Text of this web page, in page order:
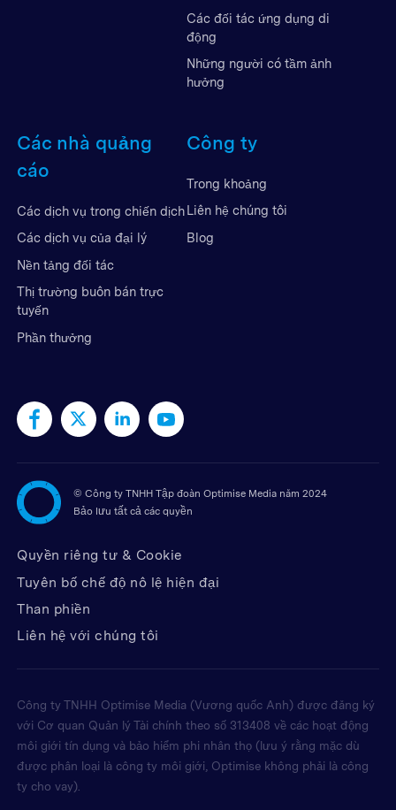
Các đối tác ứng dụng di
động
Những người có tầm ảnh
hưởng
Các nhà quảng
cáo
Các dịch vụ trong chiến dịch
Các dịch vụ của đại lý
Nền tảng đối tác
Thị trường buôn bán trực
tuyến
Phần thưởng
Công ty
Trong khoảng
Liên hệ chúng tôi
Blog
© Công ty TNHH Tập đoàn Optimise Media năm 2024
Bảo lưu tất cả các quyền
Quyền riêng tư & Cookie
Tuyên bố chế độ nô lệ hiện đại
Than phiền
Liên hệ với chúng tôi
Công ty TNHH Optimise Media (Vương quốc Anh) được đăng ký
với Cơ quan Quản lý Tài chính theo số 313408 về các hoạt động
môi giới tín dụng và bảo hiểm phi nhân thọ (lưu ý rằng mặc dù
được phân loại là công ty môi giới, Optimise không phải là công
ty cho vay).